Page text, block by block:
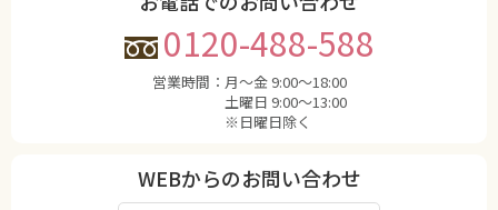
0120-488-588
営業時間： 月〜金 9:00〜18:00
土曜日 9:00〜13:00
※日曜日除く
WEBからのお問い合わせ